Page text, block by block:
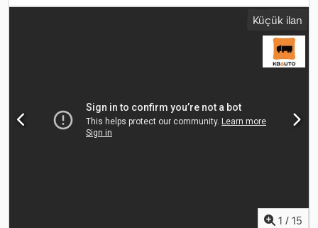
Küçük ilan
1 / 15